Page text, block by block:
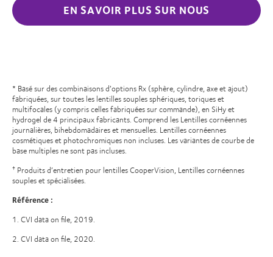
EN SAVOIR PLUS SUR NOUS
* Basé sur des combinaisons d’options Rx (sphère, cylindre, axe et ajout)
fabriquées, sur toutes les lentilles souples sphériques, toriques et
multifocales (y compris celles fabriquées sur commande), en SiHy et
hydrogel de 4 principaux fabricants. Comprend les Lentilles cornéennes
journalières, bihebdomadaires et mensuelles. Lentilles cornéennes
cosmétiques et photochromiques non incluses. Les variantes de courbe de
base multiples ne sont pas incluses.
† Produits d’entretien pour lentilles CooperVision, Lentilles cornéennes
souples et spécialisées.
Référence :
1. CVI data on file, 2019.
2. CVI data on file, 2020.